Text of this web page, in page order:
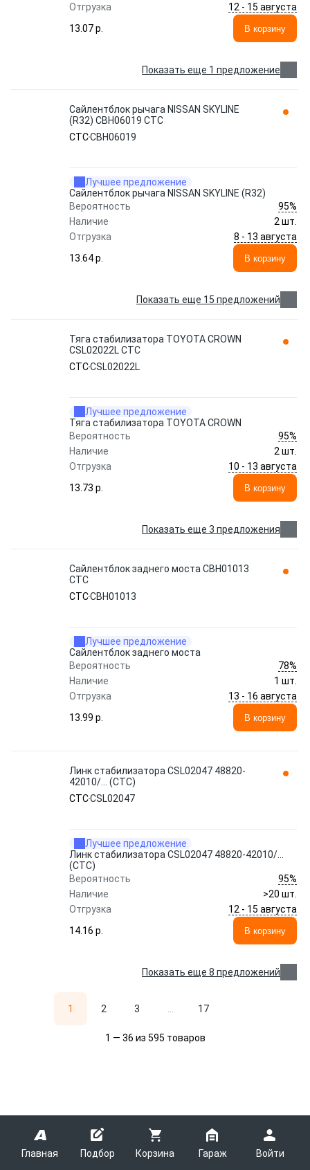
Главная Подбор Корзина Гараж Войти
Отгрузка
12 - 15 августа
13.07 p.
В корзину
Показать еще 1 предложение
Сайлентблок рычага NISSAN SKYLINE
(R32) CBH06019 CTC
CTCCBH06019
Лучшее предложение
Сайлентблок рычага NISSAN SKYLINE (R32)
Вероятность
95%
Наличие
2 шт.
Отгрузка
8 - 13 августа
13.64 p.
В корзину
Показать еще 15 предложений
Тяга стабилизатора TOYOTA CROWN
CSL02022L CTC
CTCCSL02022L
Лучшее предложение
Тяга стабилизатора TOYOTA CROWN
Вероятность
95%
Наличие
2 шт.
Отгрузка
10 - 13 августа
13.73 p.
В корзину
Показать еще 3 предложения
Сайлентблок заднего моста CBH01013
CTC
CTCCBH01013
Лучшее предложение
Сайлентблок заднего моста
Вероятность
78%
Наличие
1 шт.
Отгрузка
13 - 16 августа
13.99 p.
В корзину
Линк стабилизатора CSL02047 48820-
42010/... (CTC)
CTCCSL02047
Лучшее предложение
Линк стабилизатора CSL02047 48820-42010/...
(CTC)
Вероятность
95%
Наличие
>20 шт.
Отгрузка
12 - 15 августа
14.16 p.
В корзину
Показать еще 8 предложений
1 2 3 17
1 — 36 из 595 товаров